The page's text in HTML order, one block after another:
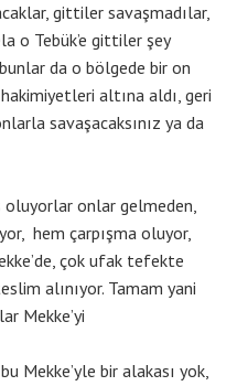
gittiler savaşmadılar,
o Tebük’e gittiler şey
da o bölgede bir on
altına aldı, geri
savaşacaksınız ya da
oluyorlar onlar gelmeden,
hem çarpışma oluyor,
çok ufak tefekte
alınıyor. Tamam yani
Mekke’yi
Mekke’yle bir alakası yok,